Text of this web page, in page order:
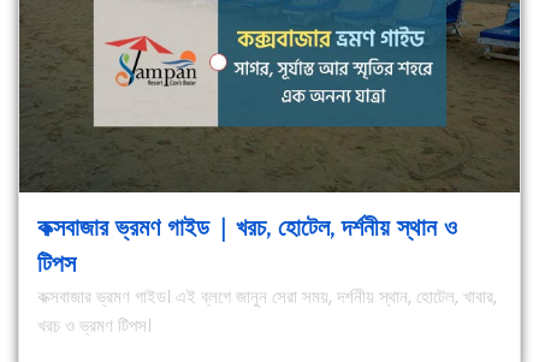
কক্সবাজার ভ্রমণ গাইড | খরচ, হোটেল, দর্শনীয় স্থান ও
টিপস
কক্সবাজার ভ্রমণ গাইড। এই ব্লগে জানুন সেরা সময়, দর্শনীয় স্থান, হোটেল, খাবার,
খরচ ও ভ্রমণ টিপস।